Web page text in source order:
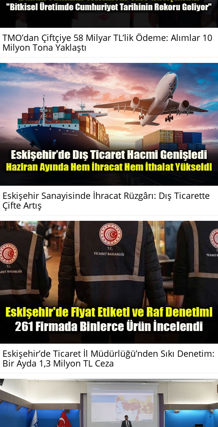
TMO’dan Çiftçiye 58 Milyar TL’lik Ödeme: Alımlar 10
Milyon Tona Yaklaştı
Eskişehir Sanayisinde İhracat Rüzgârı: Dış Ticarette
Çifte Artış
Eskişehir’de Ticaret İl Müdürlüğü’nden Sıkı Denetim:
Bir Ayda 1,3 Milyon TL Ceza